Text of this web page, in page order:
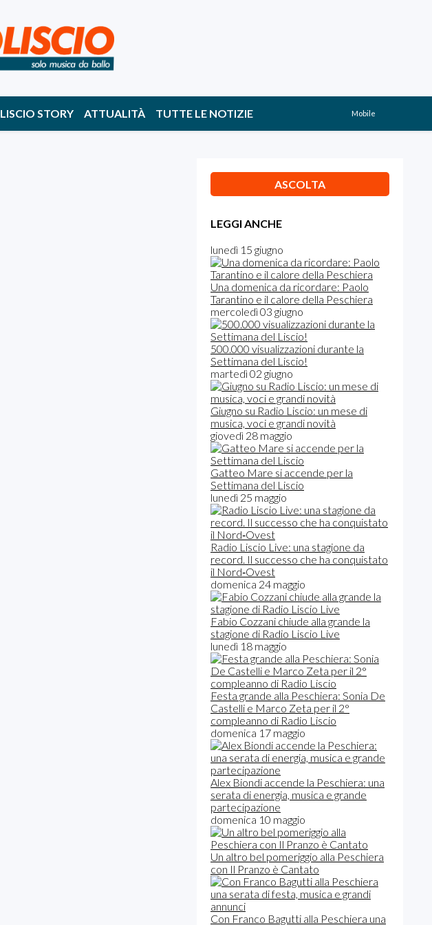
LISCIO STORY ATTUALITÀ TUTTE LE NOTIZIE Mobile
ASCOLTA
LEGGI ANCHE
lunedì 15 giugno
Una domenica da ricordare: Paolo
Tarantino e il calore della Peschiera
mercoledì 03 giugno
500.000 visualizzazioni durante la
Settimana del Liscio!
martedì 02 giugno
Giugno su Radio Liscio: un mese di
musica, voci e grandi novità
giovedì 28 maggio
Gatteo Mare si accende per la
Settimana del Liscio
lunedì 25 maggio
Radio Liscio Live: una stagione da
record. Il successo che ha conquistato
il Nord‑Ovest
domenica 24 maggio
Fabio Cozzani chiude alla grande la
stagione di Radio Liscio Live
lunedì 18 maggio
Festa grande alla Peschiera: Sonia De
Castelli e Marco Zeta per il 2°
compleanno di Radio Liscio
domenica 17 maggio
Alex Biondi accende la Peschiera: una
serata di energia, musica e grande
partecipazione
domenica 10 maggio
Un altro bel pomeriggio alla Peschiera
con Il Pranzo è Cantato
Con Franco Bagutti alla Peschiera una